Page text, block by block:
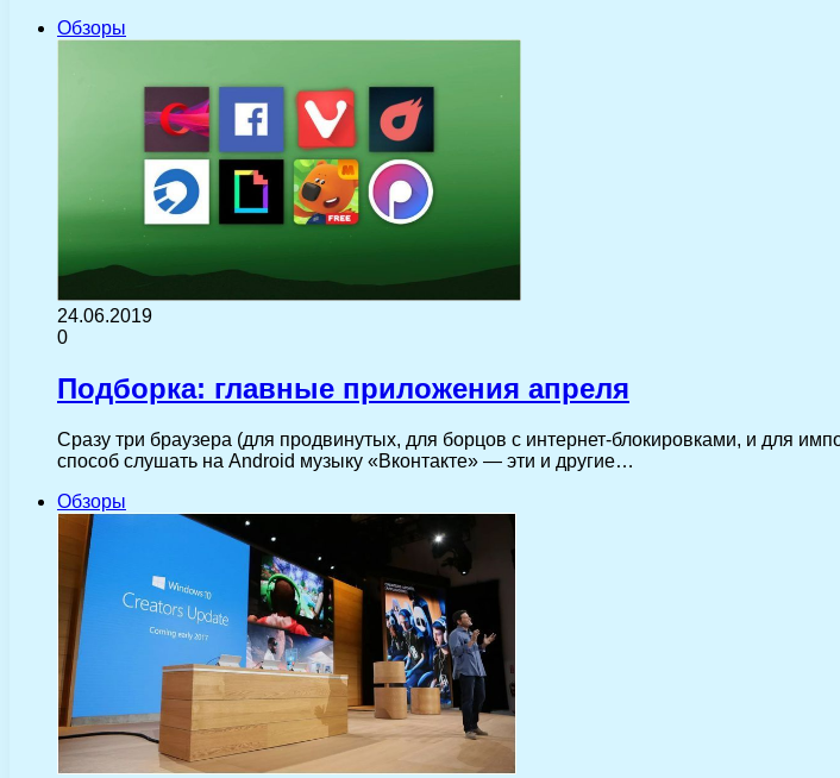
Обзоры
24.06.2019
0
Подборка: главные приложения апреля
Сразу три браузера (для продвинутых, для борцов с интернет-блокировками, и для
способ слушать на Android музыку «Вконтакте» — эти и другие…
Обзоры